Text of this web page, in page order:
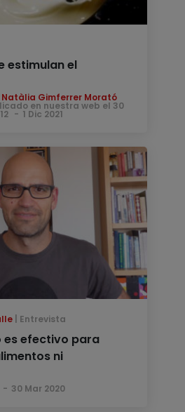
estimulan el
Natàlia Gimferrer Morató
en nuestra web el 30
1 Dic 2021
Entrevista
es efectivo para
ni
30 Mar 2020